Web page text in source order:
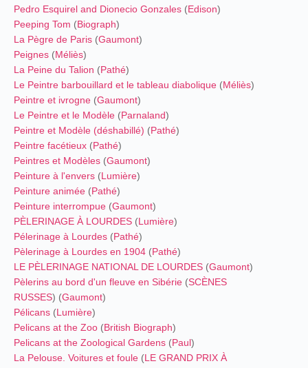
Pedro Esquirel and Dionecio Gonzales (Edison)
Peeping Tom (Biograph)
La Pègre de Paris (Gaumont)
Peignes (Méliès)
La Peine du Talion (Pathé)
Le Peintre barbouillard et le tableau diabolique (Méliès)
Peintre et ivrogne (Gaumont)
Le Peintre et le Modèle (Parnaland)
Peintre et Modèle (déshabillé) (Pathé)
Peintre facétieux (Pathé)
Peintres et Modèles (Gaumont)
Peinture à l'envers (Lumière)
Peinture animée (Pathé)
Peinture interrompue (Gaumont)
PÈLERINAGE À LOURDES (Lumière)
Pélerinage à Lourdes (Pathé)
Pèlerinage à Lourdes en 1904 (Pathé)
LE PÈLERINAGE NATIONAL DE LOURDES (Gaumont)
Pèlerins au bord d'un fleuve en Sibérie (SCÈNES
RUSSES) (Gaumont)
Pélicans (Lumière)
Pelicans at the Zoo (British Biograph)
Pelicans at the Zoological Gardens (Paul)
La Pelouse. Voitures et foule (LE GRAND PRIX À